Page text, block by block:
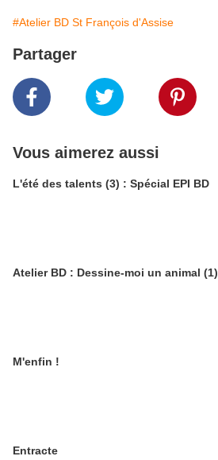
#Atelier BD St François d'Assise
Partager
Vous aimerez aussi
L'été des talents (3) : Spécial EPI BD
Atelier BD : Dessine-moi un animal (1)
M'enfin !
Entracte